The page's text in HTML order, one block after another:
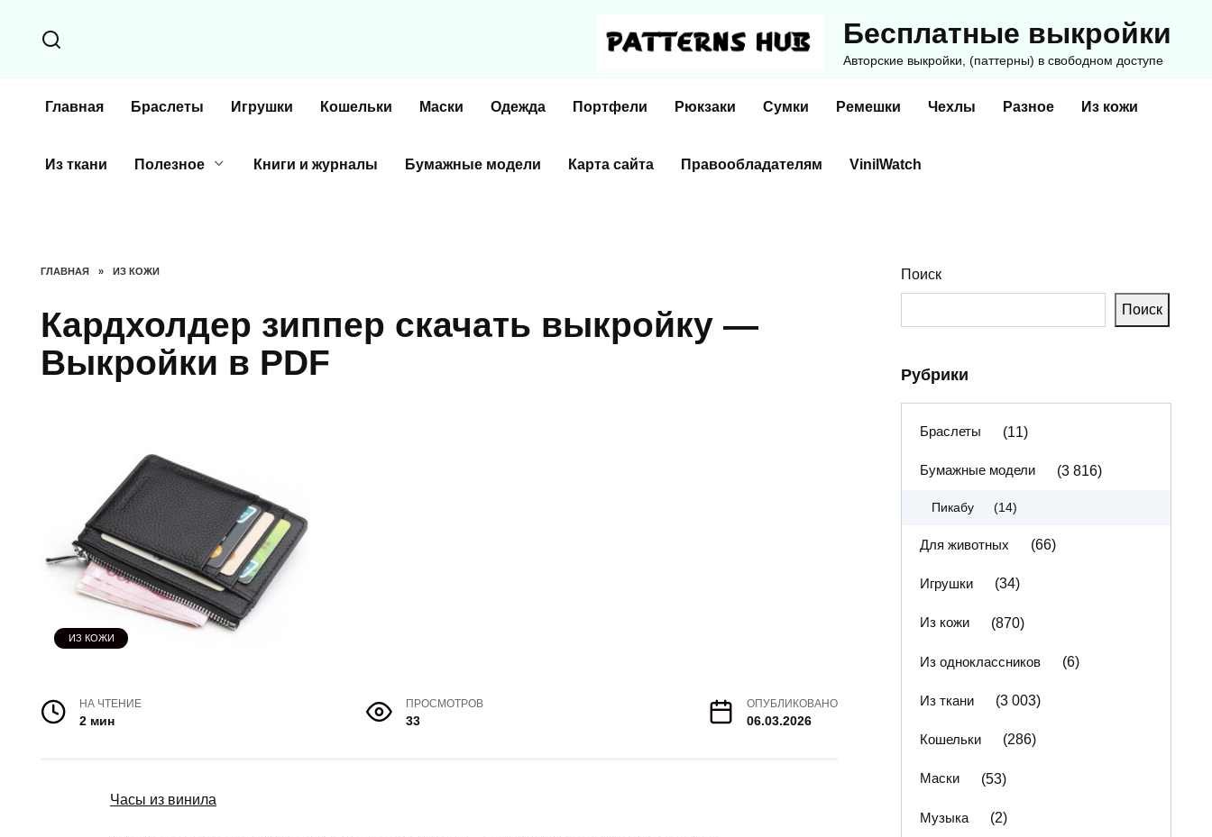
содержанию
Бесплатные выкройки
Авторские выкройки, (паттерны) в свободном доступе
Главная Браслеты Игрушки Кошельки Маски Одежда Портфели Рюкзаки Сумки Ремешки Чехлы Разное Из кожи
Из ткани Полезное Книги и журналы Бумажные модели Карта сайта Правообладателям VinilWatch
ГЛАВНАЯ » ИЗ КОЖИ
Кардхолдер зиппер скачать выкройку —
Выкройки в PDF
ИЗ КОЖИ
НА ЧТЕНИЕ
2 мин
ПРОСМОТРОВ
33
ОПУБЛИКОВАНО
06.03.2026
Часы из винила
Поиск
Поиск
Рубрики
Браслеты (11)
Бумажные модели (3 816)
Пикабу (14)
Для животных (66)
Игрушки (34)
Из кожи (870)
Из одноклассников (6)
Из ткани (3 003)
Кошельки (286)
Маски (53)
Музыка (2)